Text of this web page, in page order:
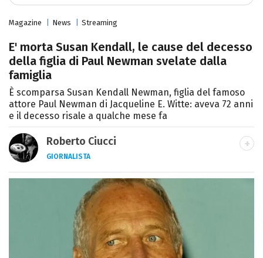
Magazine News Streaming
E' morta Susan Kendall, le cause del decesso
della figlia di Paul Newman svelate dalla
famiglia
È scomparsa Susan Kendall Newman, figlia del famoso
attore Paul Newman di Jacqueline E. Witte: aveva 72 anni
e il decesso risale a qualche mese fa
Roberto Ciucci
GIORNALISTA
INSTAGRAM
FACEBOOK
Appassionato di sport, avido consumatore
di manga e film, cultore di tutto ciò che è
stato girato da Quentin Tarantino e
musicista nel tempo libero.